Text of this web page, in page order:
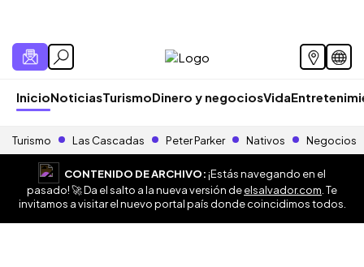
InicioNoticiasTurismoDinero y negociosVida
Turismo Las Cascadas Peter Parker Nativos Negocios
CONTENIDO DE ARCHIVO:¡Estás navegando en el
pasado! 🚀 Da el salto a la nueva versión deelsalvador.com . Te
invitamos a visitar el nuevo portal país donde coincidimos todos.